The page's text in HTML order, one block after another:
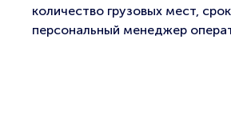
количество грузовых мест,
персональный менеджер